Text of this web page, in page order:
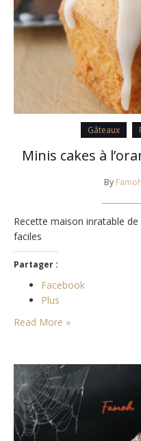
Gâteaux
Minis cakes à
By
Recette maison inratable
faciles
Partager :
Facebook
Plus
Read More »